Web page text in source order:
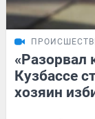
«Разорвал
Кузбассе
хозяин